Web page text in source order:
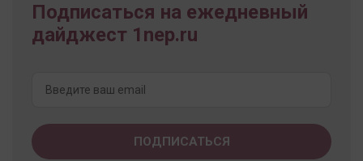
Подписаться на ежедневный
дайджест 1nep.ru